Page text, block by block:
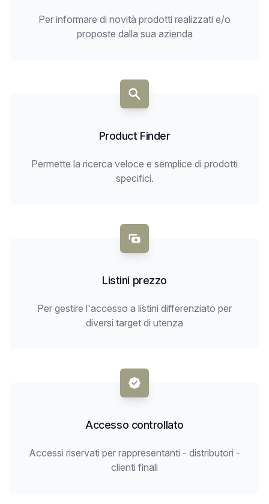
Per informare di novità prodotti realizzati e/o
proposte dalla sua azienda
Product Finder
Permette la ricerca veloce e semplice di prodotti
specifici.
Listini prezzo
Per gestire l'accesso a listini differenziato per
diversi target di utenza
Accesso controllato
Accessi riservati per rappresentanti - distributori -
clienti finali